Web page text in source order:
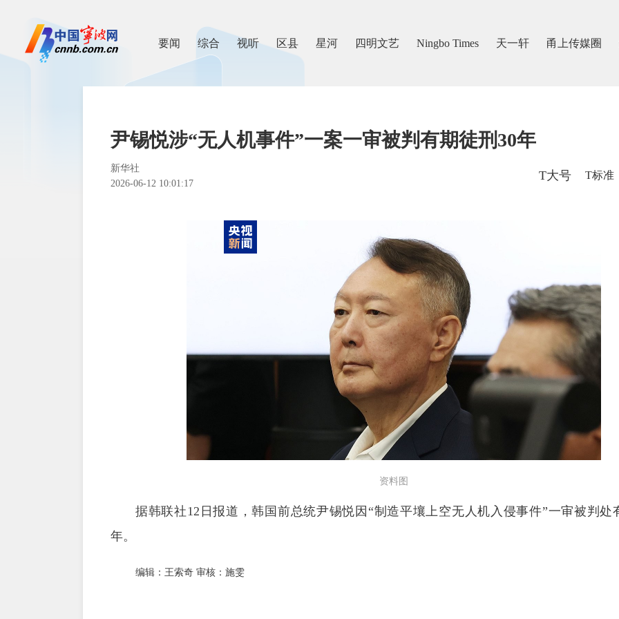
要闻 综合 视听 区县 星河 四明文艺 Ningbo Times 天一轩 甬上传媒圈
尹锡悦涉“无人机事件”一案一审被判有期徒刑30年
新华社
2026-06-12 10:01:17
T大号 T标准
资料图
据韩联社12日报道，韩国前总统尹锡悦因“制造平壤上空无人机入侵事件”一审被判处
年。
编辑：王索奇 审核：施雯